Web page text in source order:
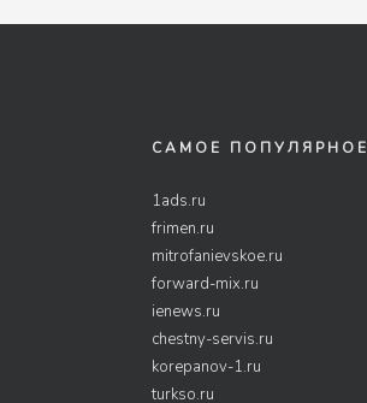
САМОЕ ПОПУЛЯРНОЕ
1ads.ru
frimen.ru
mitrofanievskoe.ru
forward-mix.ru
ienews.ru
chestny-servis.ru
korepanov-1.ru
turkso.ru